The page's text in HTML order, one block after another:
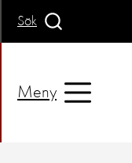
Sök
Meny